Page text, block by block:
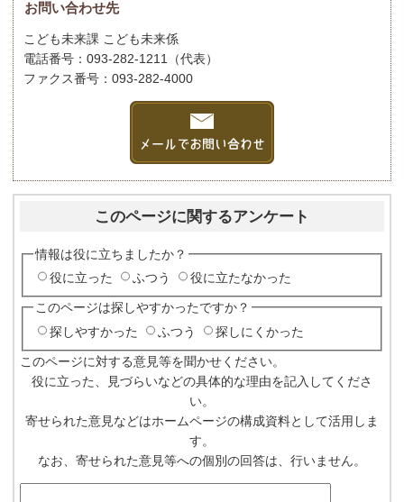
お問い合わせ先
こども未来課 こども未来係
電話番号：093-282-1211（代表）
ファクス番号：093-282-4000
このページに関するアンケート
情報は役に立ちましたか？
役に立った
ふつう 役に立たなかった
このページは探しやすかったですか？
探しやすかった
ふつう 探しにくかった
このページに対する意見等を聞かせください。
役に立った、見づらいなどの具体的な理由を記入してくださ
い。
寄せられた意見などはホームページの構成資料として活用しま
す。
なお、寄せられた意見等への個別の回答は、行いません。